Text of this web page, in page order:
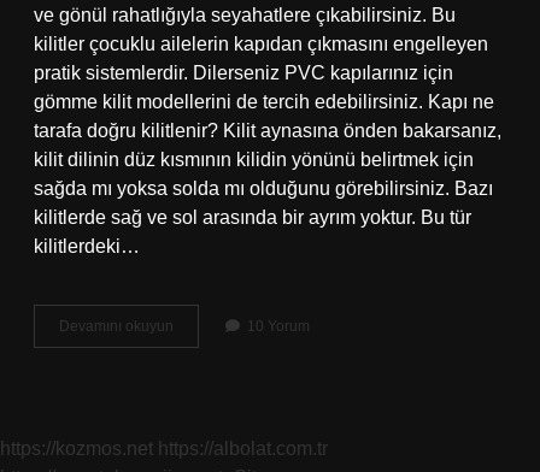
ve gönül rahatlığıyla seyahatlere çıkabilirsiniz. Bu
kilitler çocuklu ailelerin kapıdan çıkmasını engelleyen
pratik sistemlerdir. Dilerseniz PVC kapılarınız için
gömme kilit modellerini de tercih edebilirsiniz. Kapı ne
tarafa doğru kilitlenir? Kilit aynasına önden bakarsanız,
kilit dilinin düz kısmının kilidin yönünü belirtmek için
sağda mı yoksa solda mı olduğunu görebilirsiniz. Bazı
kilitlerde sağ ve sol arasında bir ayrım yoktur. Bu tür
kilitlerdeki…
Devamını okuyun Akordiyon
Kapi
10 Yorum
https://kozmos.net https://albolat.com.tr